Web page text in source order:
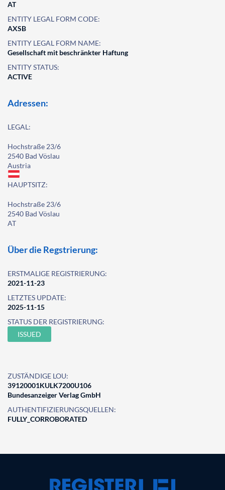
AT
ENTITY LEGAL FORM CODE:
AXSB
ENTITY LEGAL FORM NAME:
Gesellschaft mit beschränkter Haftung
ENTITY STATUS:
ACTIVE
Adressen:
LEGAL:
Hochstraße 23/6
2540 Bad Vöslau
Austria
HAUPTSITZ:
Hochstraße 23/6
2540 Bad Vöslau
AT
Über die Regstrierung:
ERSTMALIGE REGISTRIERUNG:
2021-11-23
LETZTES UPDATE:
2025-11-15
STATUS DER REGISTRIERUNG:
ISSUED
ZUSTÄNDIGE LOU:
39120001KULK7200U106
Bundesanzeiger Verlag GmbH
AUTHENTIFIZIERUNGSQUELLEN:
FULLY_CORROBORATED